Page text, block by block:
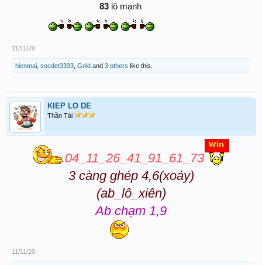
83 lô mạnh​
11/11/20
hienmai socdet3333 Gold and 3 others like this.
KIEP LO DE
Thần Tài
04_11_26_41_91_61_73
3 càng ghép 4,6(xoáy)
(ab_lô_xiên)
Ab chạm 1,9
11/11/20